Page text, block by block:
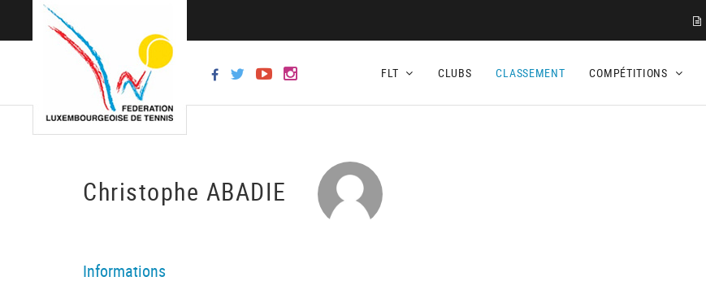
FLT CLUBS CLASSEMENT COMPÉTITIONS
Christophe ABADIE
Informations